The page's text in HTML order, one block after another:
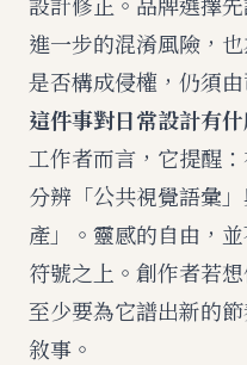
進一步的混淆風險，
是否構成侵權，仍須由
這件事對日常設計有
工作者而言，它提醒
分辨「公共視覺語彙
產」。靈感的自由，
符號之上。創作者若
至少要為它譜出新的
敘事。